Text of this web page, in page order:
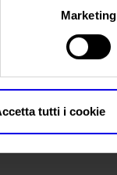
Marketing
tutti i cookie